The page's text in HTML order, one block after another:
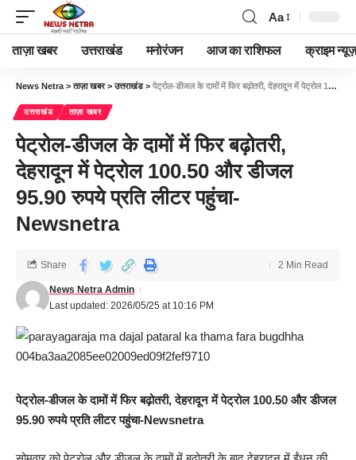
Aa
ताज़ा खबर उत्तराखंड मनोरंजन आज का राशिफल क्राइम न्यूज़
News Netra >ताज़ा खबर>उत्तराखंड> पेट्रोल-डीजल के दामों में फिर बढ़ोतरी, देहरादून में पेट्रोल 100.50 और डीजल 95.90 रुपये प्रति लीटर पहुंचा-Newsnetra
उत्तराखंड ताज़ा खबर
पेट्रोल-डीजल के दामों में फिर बढ़ोतरी,
देहरादून में पेट्रोल 100.50 और डीजल
95.90 रुपये प्रति लीटर पहुंचा-
Newsnetra
Last updated: 2026/05/25 at 10:16 PM
News Netra Admin
Share 2 Min Read
पेट्रोल-डीजल के दामों में फिर बढ़ोतरी, देहरादून में पेट्रोल 100.50 और डीजल
95.90 रुपये प्रति लीटर पहुंचा-Newsnetra